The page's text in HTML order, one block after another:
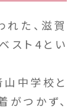
た、滋賀
スト4とい
中学校と
つかず、